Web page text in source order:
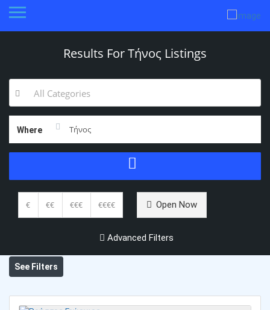
Results ForΤήνος Listings
All Categories
Where
€ €€ €€€ €€€€ Open Now
Advanced Filters
See Filters